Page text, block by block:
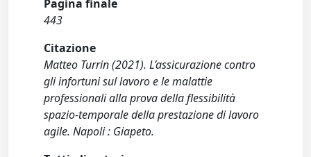
Pagina finale
443
Citazione
Matteo Turrin (2021). L’assicurazione contro
gli infortuni sul lavoro e le malattie
professionali alla prova della flessibilità
spazio-temporale della prestazione di lavoro
agile. Napoli : Giapeto.